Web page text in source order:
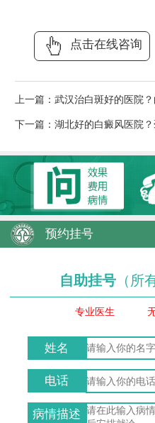
点击在线咨询
上一篇： 武汉治白斑好的医院
下一篇： 湖北好的白癜风医院
预约挂号
自助挂号 （所
专业医生
姓名
电话
病情描述